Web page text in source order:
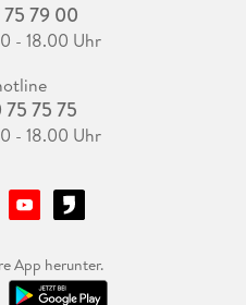
79 00
- 18.00 Uhr
75 75
- 18.00 Uhr
App herunter.